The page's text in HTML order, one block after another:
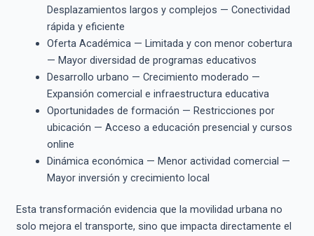
Desplazamientos largos y complejos — Conectividad
rápida y eficiente
Oferta Académica — Limitada y con menor cobertura
— Mayor diversidad de programas educativos
Desarrollo urbano — Crecimiento moderado —
Expansión comercial e infraestructura educativa
Oportunidades de formación — Restricciones por
ubicación — Acceso a educación presencial y cursos
online
Dinámica económica — Menor actividad comercial —
Mayor inversión y crecimiento local
Esta transformación evidencia que la movilidad urbana no
solo mejora el transporte, sino que impacta directamente el